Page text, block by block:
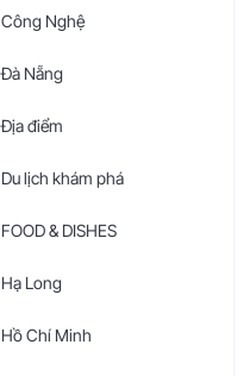
Công Nghệ
Đà Nẵng
Địa điểm
Du lịch khám phá
FOOD & DISHES
Hạ Long
Hồ Chí Minh